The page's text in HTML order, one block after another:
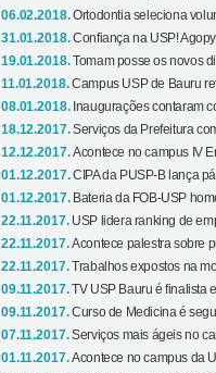
06.02.2018.Ortodontia seleciona
31.01.2018.Confiança na USP!
19.01.2018.Tomam posse os novos
11.01.2018.Campus USP de Bauru
08.01.2018. Inaugurações contaram
18.12.2017.Serviços da Prefeitura
12.12.2017.Acontece no campus IV
01.12.2017.CIPA da PUSP-B lança
01.12.2017. Bateria da FOB-USP
22.11.2017. USP lidera ranking de
22.11.2017.Acontece palestra sobre
22.11.2017.Trabalhos expostos na
09.11.2017.TV USP Bauru é finalista
09.11.2017.Curso de Medicina é
07.11.2017.Serviços mais ágeis no
01.11.2017.Acontece no campus da